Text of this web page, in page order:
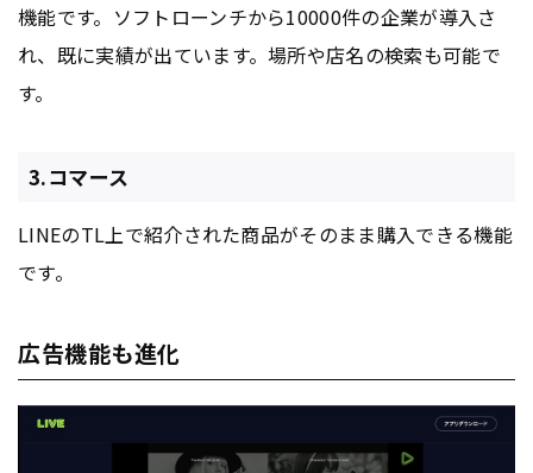
機能です。ソフトローンチから10000件の企業が導入さ
れ、既に実績が出ています。場所や店名の検索も可能で
す。
3.コマース
LINEのTL上で紹介された商品がそのまま購入できる機能
です。
広告機能も進化